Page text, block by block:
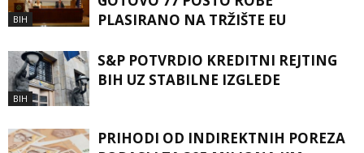
BIH
PLASIRANO NA TRŽIŠTE EU
BIH
S&P POTVRDIO KREDITNI REJTING
BIH UZ STABILNE IZGLEDE
PRIHODI OD INDIREKTNIH POREZA